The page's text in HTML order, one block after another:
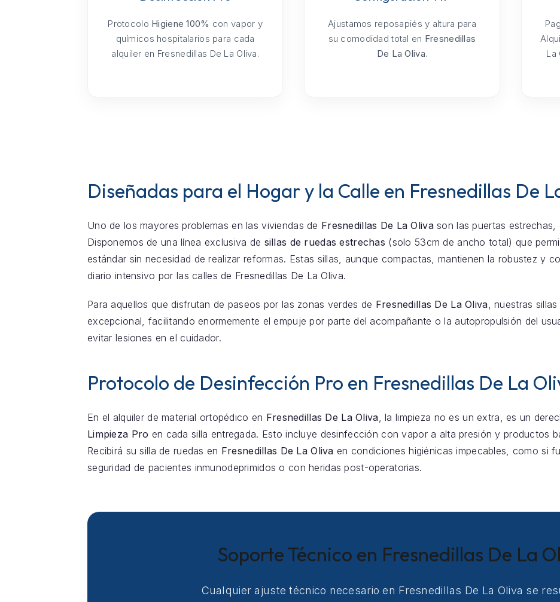
Protocolo Higiene 100% con vapor y
químicos hospitalarios para cada
alquiler en Fresnedillas De La Oliva.
Ajustamos reposapiés y altura para
su comodidad total en Fresnedillas
De La Oliva.
La
Diseñadas para el Hogar y la Calle en Fresnedillas De
Uno de los mayores problemas en las viviendas de Fresnedillas De La Olivason las puertas estrechas,
Disponemos de una línea exclusiva de sillas de ruedas estrechas (solo 53cm de ancho total) que
estándar sin necesidad de realizar reformas. Estas sillas, aunque compactas, mantienen la robustez y
diario intensivo por las calles de Fresnedillas De La Oliva.
Para aquellos que disfrutan de paseos por las zonas verdes de Fresnedillas De La Oliva , nuestras
excepcional, facilitando enormemente el empuje por parte del acompañante o la autopropulsión del
evitar lesiones en el cuidador.
Protocolo de Desinfección Pro en Fresnedillas De La
En el alquiler de material ortopédico en Fresnedillas De La Oliva, la limpieza no es un extra, es un
Limpieza Pro en cada silla entregada. Esto incluye desinfección con vapor a alta presión y productos
Recibirá su silla de ruedas en Fresnedillas De La Oliva en condiciones higiénicas impecables, como si
seguridad de pacientes inmunodeprimidos o con heridas post-operatorias.
Soporte Técnico en Fresnedillas De La
Cualquier ajuste técnico necesario en Fresnedillas De La Oliva se